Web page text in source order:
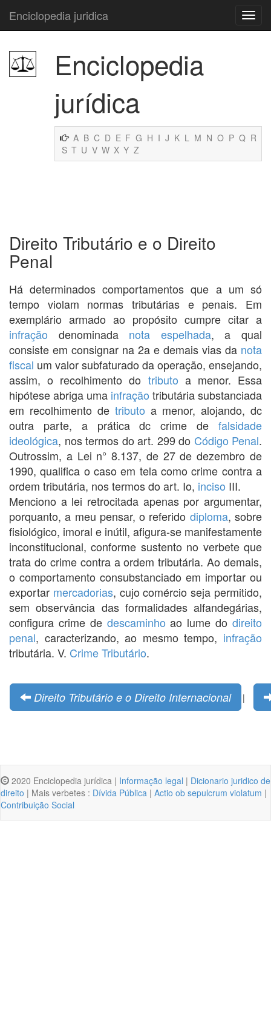
Enciclopedia juridica
Enciclopedia
jurídica
A B C D E F G H I J K L M N O P Q R
S T U V W X Y Z
Direito Tributário e o Direito
Penal
Há determinados comportamentos que a um só
tempo violam normas tributárias e penais. Em
exemplário armado ao propósito cumpre citar a
infração denominada nota espelhada, a qual
consiste em consignar na 2a e demais vias da nota
fiscal um valor subfaturado da operação, ensejando,
assim, o recolhimento do tributo a menor. Essa
hipótese abriga uma infração tributária substanciada
em recolhimento de tributo a menor, alojando, dc
outra parte, a prática dc crime de falsidade
ideológica, nos termos do art. 299 do Código Penal.
Outrossim, a Lei n° 8.137, de 27 de dezembro de
1990, qualifica o caso em tela como crime contra a
ordem tributária, nos termos do art. Io, inciso III.
Menciono a lei retrocitada apenas por argumentar,
porquanto, a meu pensar, o referido diploma, sobre
fisiológico, imoral e inútil, afigura-se manifestamente
inconstitucional, conforme sustento no verbete que
trata do crime contra a ordem tributária. Ao demais,
o comportamento consubstanciado em importar ou
exportar mercadorias, cujo comércio seja permitido,
sem observância das formalidades alfandegárias,
configura crime de descaminho ao lume dodireito
penal, caracterizando, ao mesmo tempo, infração
tributária. V. Crime Tributário.
Direito Tributário e o Direito Internacional |
2020 Enciclopedia jurídica | Informação legal | Dicionario juridico de
direito | Mais verbetes : Dívida Pública | Actio ob sepulcrum violatum |
Contribuição Social